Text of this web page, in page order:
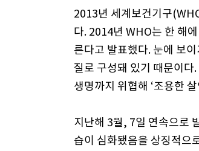
2013년 세계보건기구
다. 2014년 WHO는 한 해
른다고 발표했다. 눈에 보
질로 구성돼 있기 때문이
생명까지 위협해 ‘조용한
지난해 3월, 7일 연속으로
습이 심화됐음을 상징적으